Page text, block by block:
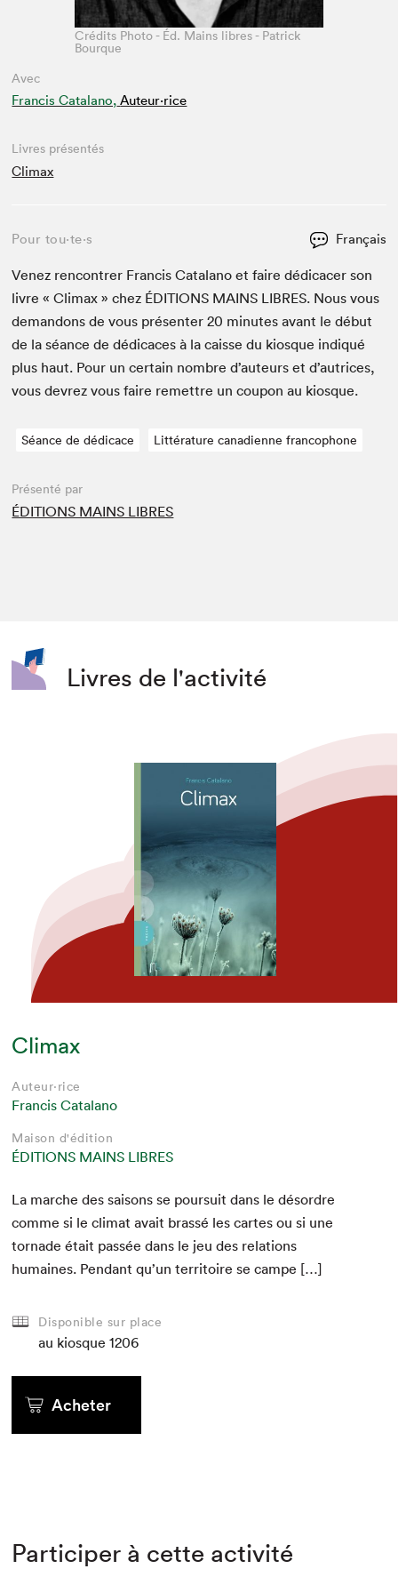
Avec
Francis Catalano, Auteur·rice
Crédits Photo - Éd. Mains libres - Patrick
Bourque
Livres présentés
Climax
Pour tou⋅te⋅s Français
Venez ren­con­tr­er Fran­cis Cata­lano et faire dédi­cac­er son
livre « Cli­max » chez ÉDI­TIONS MAINS LIBRES. Nous vous
deman­dons de vous présen­ter20 min­utes avant le début
de la séance de dédi­caces à la caisse du kiosque indiqué
plus haut. Pour un cer­tain nom­bre d’auteurs et d’autrices,
vous devrez vous faire remet­tre un coupon au kiosque.
Séance de dédicace Littérature canadienne francophone
Présenté par
ÉDITIONS MAINS LIBRES
Livres de l'activité
Climax
Auteur·rice
Francis Catalano
Maison d'édition
ÉDITIONS MAINS LIBRES
La marche des saisons se pour­suit dans le désor­dre
comme si le cli­mat avait brassé les cartes ou si une
tor­nade était passée dans le jeu des rela­tions
humaines. Pen­dant qu’un ter­ri­toire se campe […]
Disponible sur place
au kiosque 1206
Acheter
Participer à cette activité